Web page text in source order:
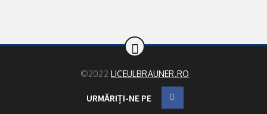
©2022 LICEULBRAUNER.RO
URMĂRIȚI-NE PE